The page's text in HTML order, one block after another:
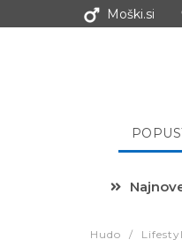
Moški.si
Hudo /